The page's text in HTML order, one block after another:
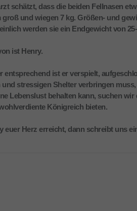
schätzt, dass die beiden Fellnasen
groß und wiegen 7 kg. Größen- und
werden sie ein Endgewicht von
ist Henry.
entsprechend ist er verspielt,
und stressigen Shelter verbringen
Lebenslust behalten kann, suchen
Königreich bieten.
euer Herz erreicht, dann schreibt uns